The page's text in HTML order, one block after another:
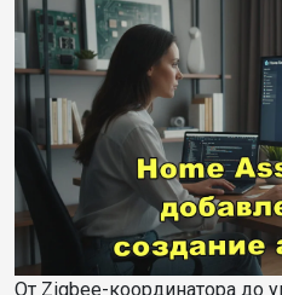
От Zigbee-координатора до